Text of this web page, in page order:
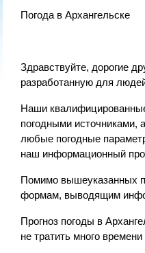
Погода в Архангельске
Здравствуйте, дорогие
разработанную для
Наши
погодными источниками,
любые погодные
наш информационный
Помимо вышеуказанных
формам, выводящим
Прогноз погоды в
не тратить много